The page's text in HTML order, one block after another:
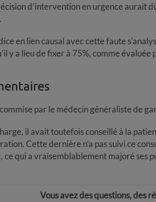
d’intervention en urgence aurait
en lien causal avec cette faute
y a lieu de fixer à 75%, comme évaluée
par le médecin généraliste de
il avait toutefois conseillé à la
Cette dernière n’a pas suivi ce
ce qui a vraisemblablement majoré ses
Vous avez des questions, des